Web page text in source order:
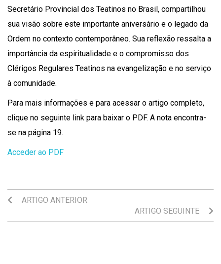
Secretário Provincial dos Teatinos no Brasil, compartilhou
sua visão sobre este importante aniversário e o legado da
Ordem no contexto contemporâneo. Sua reflexão ressalta a
importância da espiritualidade e o compromisso dos
Clérigos Regulares Teatinos na evangelização e no serviço
à comunidade.
Para mais informações e para acessar o artigo completo,
clique no seguinte link para baixar o PDF. A nota encontra-
se na página 19.
Acceder ao PDF
ARTIGO ANTERIOR
ARTIGO SEGUINTE